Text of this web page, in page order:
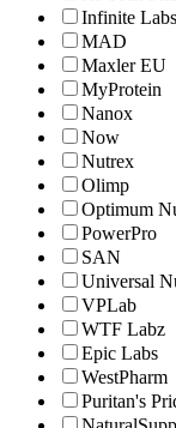
Infinite Labs
MAD
Maxler EU
MyProtein
Nanox
Now
Nutrex
Olimp
Optimum
PowerPro
SAN
Universal
VPLab
WTF Labz
Epic Labs
WestPharm
Puritan's